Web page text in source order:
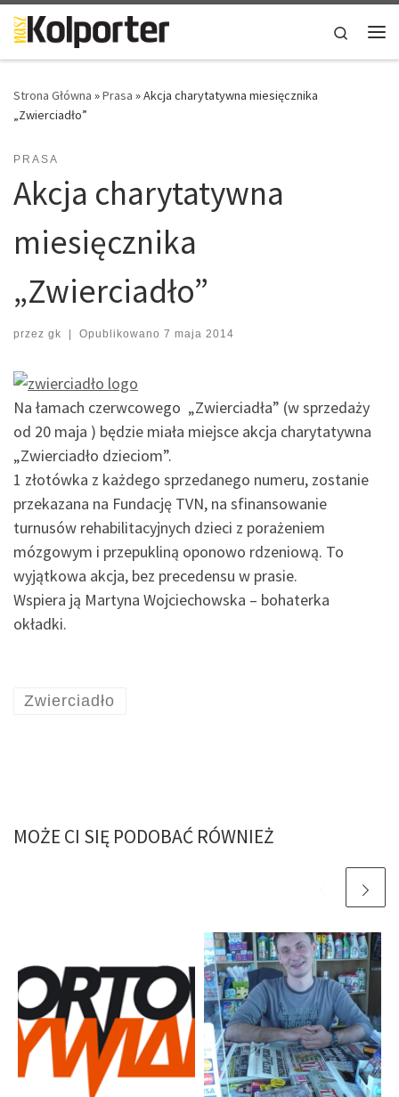
Skip to content
Search
Strona Główna »Prasa »Akcja charytatywna miesięcznika
„Zwierciadło”
PRASA
Akcja charytatywna
miesięcznika
„Zwierciadło”
przez gk | Opublikowano 7 maja 2014
Na łamach czerwcowego „Zwierciadła” (w sprzedaży
od 20 maja ) będzie miała miejsce akcja charytatywna
„Zwierciadło dzieciom”.
1 złotówka z każdego sprzedanego numeru, zostanie
przekazana na Fundację TVN, na sfinansowanie
turnusów rehabilitacyjnych dzieci z porażeniem
mózgowym i przepukliną oponowo rdzeniową. To
wyjątkowa akcja, bez precedensu w prasie.
Wspiera ją Martyna Wojciechowska – bohaterka
okładki.
Zwierciadło
MOŻE CI SIĘ PODOBAĆ RÓWNIEŻ